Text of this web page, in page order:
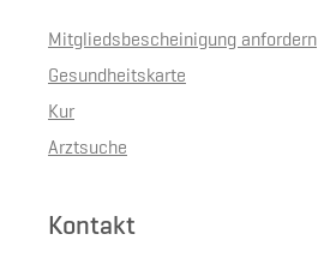
Mitgliedsbescheinigung anfordern
Gesundheitskarte
Kur
Arztsuche
Kontakt